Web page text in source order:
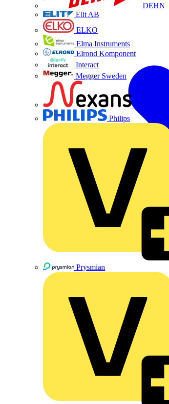
DEHN
Elit AB
ELKO
Elma Instruments
Elrond Komponent
Interact
Megger Sweden
Philips
Prysmian